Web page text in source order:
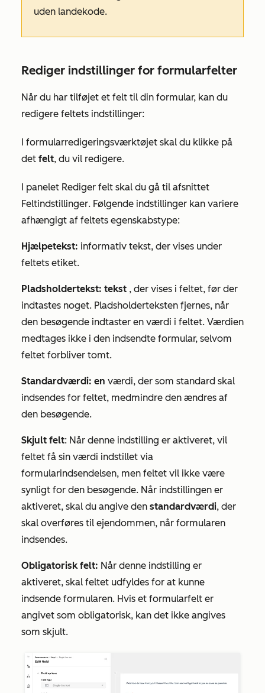
uden landekode.
Rediger indstillinger for formularfelter
Når du har tilføjet et felt til din formular, kan du
redigere feltets indstillinger:
I formularredigeringsværktøjet skal du klikke på
det felt, du vil redigere.
I panelet Rediger felt skal du gå til afsnittet
Feltindstillinger. Følgende indstillinger kan variere
afhængigt af feltets egenskabstype:
Hjælpetekst: informativ tekst, der vises under
feltets etiket.
Pladsholdertekst: tekst , der vises i feltet, før der
indtastes noget. Pladsholderteksten fjernes, når
den besøgende indtaster en værdi i feltet. Værdien
medtages ikke i den indsendte formular, selvom
feltet forbliver tomt.
Standardværdi: en værdi, der som standard skal
indsendes for feltet, medmindre den ændres af
den besøgende.
Skjult felt: Når denne indstilling er aktiveret, vil
feltet få sin værdi indstillet via
formularindsendelsen, men feltet vil ikke være
synligt for den besøgende. Når indstillingen er
aktiveret, skal du angive den standardværdi, der
skal overføres til ejendommen, når formularen
indsendes.
Obligatorisk felt: Når denne indstilling er
aktiveret, skal feltet udfyldes for at kunne
indsende formularen. Hvis et formularfelt er
angivet som obligatorisk, kan det ikke angives
som skjult.